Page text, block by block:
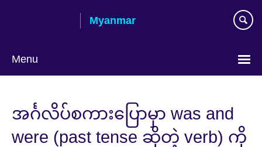
Myanmar
Menu
language
အင်္ဂလိပ်စကားပြောမှာ was and
were (past tense ဆိုတဲ့ verb) ကို